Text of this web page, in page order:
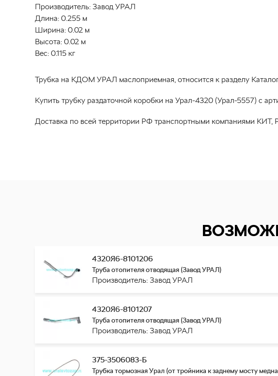
Производитель: Завод УРАЛ
Длина: 0.255 м
Ширина: 0.02 м
Высота: 0.02 м
Вес: 0.115 кг
Трубка на КДОМ УРАЛ маслоприемная, относится к разделу
Купить трубку раздаточной коробки на Урал-4320 (Урал-5557) с
Доставка по всей территории РФ транспортными компаниями
4320Я6-8101206
Труба отопителя отводящая (Завод УРАЛ)
Производитель: Завод УРАЛ
4320Я6-8101207
Труба отопителя отводящая (Завод УРАЛ)
Производитель: Завод УРАЛ
375-3506083-Б
Трубка тормозная Урал (от тройника к заднему мосту